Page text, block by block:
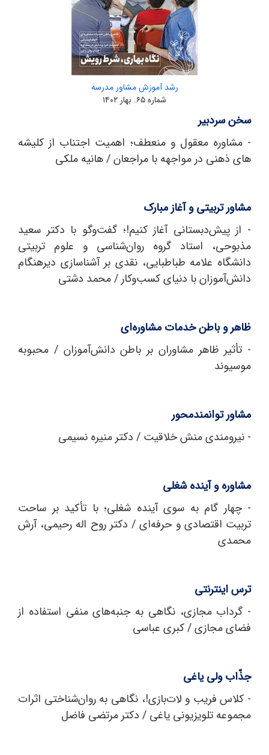
رشد آموزش مشاور مدرسه
شماره ۶۵. بهار ۱۴۰۲
سخن سردبیر
- مشاوره معقول و منعطف؛ اهمیت اجتناب از کلیشه
های ذهنی در مواجهه با مراجعان / هانیه ملکی
مشاور تربیتی و آغاز مبارک
- از پیش‌دبستانی آغاز کنیم!؛ گفت‌وگو با دکتر سعید
مذبوحی، استاد گروه روان‌شناسی و علوم تربیتی
دانشگاه علامه طباطبایی، نقدی بر آشناسازی دیرهنگام
دانش‌آموزان با دنیای کسب‌وکار / محمد دشتی
ظاهر و باطن خدمات مشاوره‌ای
- تأثیر ظاهر مشاوران بر باطن دانش‌آموزان / محبوبه
موسیوند
مشاور توانمندمحور
- نیرومندی منش خلاقیت / دکتر منیره نسیمی
مشاوره و آینده شغلی
- چهار گام به سوی آینده شغلی؛ با تأکید بر ساحت
تربیت اقتصادی و حرفه‌ای / دکتر روح اله رحیمی، آرش
محمدی
ترس اینترنتی
- گرداب مجازی، نگاهی به جنبه‌های منفی استفاده از
فضای مجازی / کبری عباسی
جذّاب ولی یاغی
- کلاس فریب و لات‌بازی!، نگاهی به روان‌شناختی اثرات
مجموعه تلویزیونی یاغی / دکتر مرتضی فاضل